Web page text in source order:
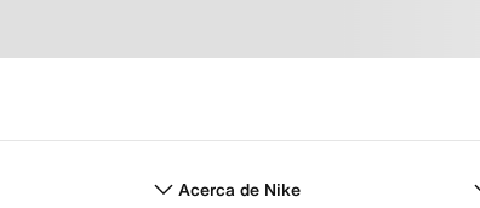
Acerca de Nike